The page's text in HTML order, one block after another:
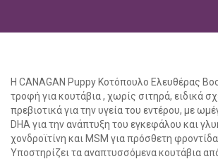
Η CANAGAN Puppy Κοτόπουλο Ελευθέρας
τροφή για κουτάβια , χωρίς σιτηρά, ειδικά
πρεβιοτικά για την υγεία του εντέρου, με
DHA για την ανάπτυξη του εγκεφάλου και
χονδροϊτίνη και MSM για πρόσθετη
Υποστηρίζει τα αναπτυσσόμενα κουτάβια